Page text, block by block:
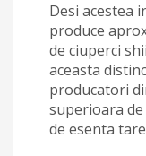
Desi acestea
produce
de ciuperci
aceasta
producatori
superioara
de esenta